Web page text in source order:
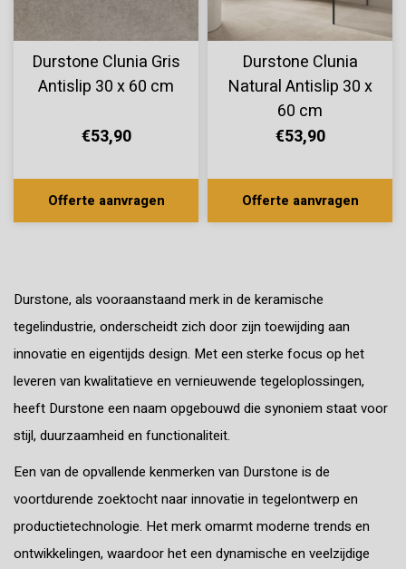
Durstone Clunia Gris
Antislip 30 x 60 cm
€53,90
Offerte aanvragen
Durstone Clunia
Natural Antislip 30 x
60 cm
€53,90
Offerte aanvragen
Durstone, als vooraanstaand merk in de keramische
tegelindustrie, onderscheidt zich door zijn toewijding aan
innovatie en eigentijds design. Met een sterke focus op het
leveren van kwalitatieve en vernieuwende tegeloplossingen,
heeft Durstone een naam opgebouwd die synoniem staat voor
stijl, duurzaamheid en functionaliteit.
Een van de opvallende kenmerken van Durstone is de
voortdurende zoektocht naar innovatie in tegelontwerp en
productietechnologie. Het merk omarmt moderne trends en
ontwikkelingen, waardoor het een dynamische en veelzijdige